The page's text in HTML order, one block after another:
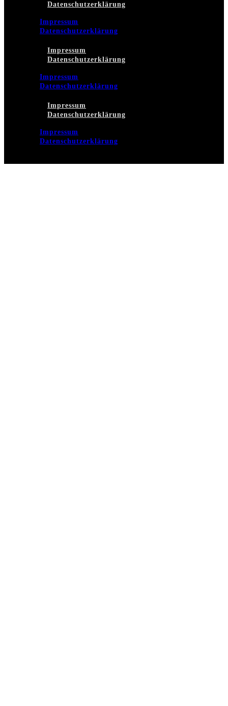
Datenschutzerklärung
Impressum
Datenschutzerklärung
Impressum
Datenschutzerklärung
Impressum
Datenschutzerklärung
Impressum
Datenschutzerklärung
Impressum
Datenschutzerklärung